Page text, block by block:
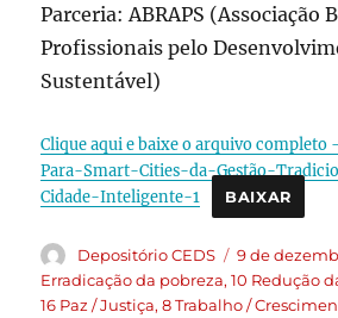
Parceria: ABRAPS (Associação
Profissionais pelo
Sustentável)
Clique aqui e baixe o arquivo
Para-Smart-Cities-da-Gestão-
Cidade-Inteligente-1
BAIXAR
Depositório CEDS 9 de
Erradicação da pobreza,10 Redução
16 Paz / Justiça,8 Trabalho /